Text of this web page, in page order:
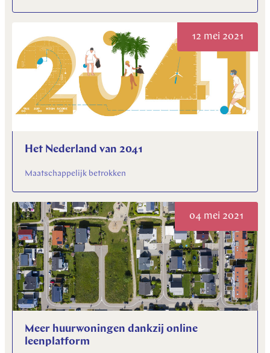
12 mei 2021
Het Nederland van 2041
Maatschappelijk betrokken
04 mei 2021
Meer huurwoningen dankzij online
leenplatform